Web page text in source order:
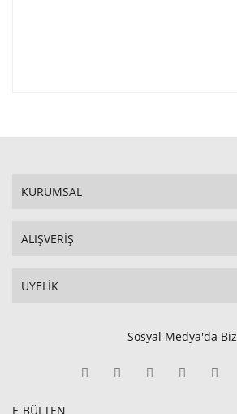
KURUMSAL
ALIŞVERİŞ
ÜYELİK
Sosyal Medya'da Biz
E-BÜLTEN